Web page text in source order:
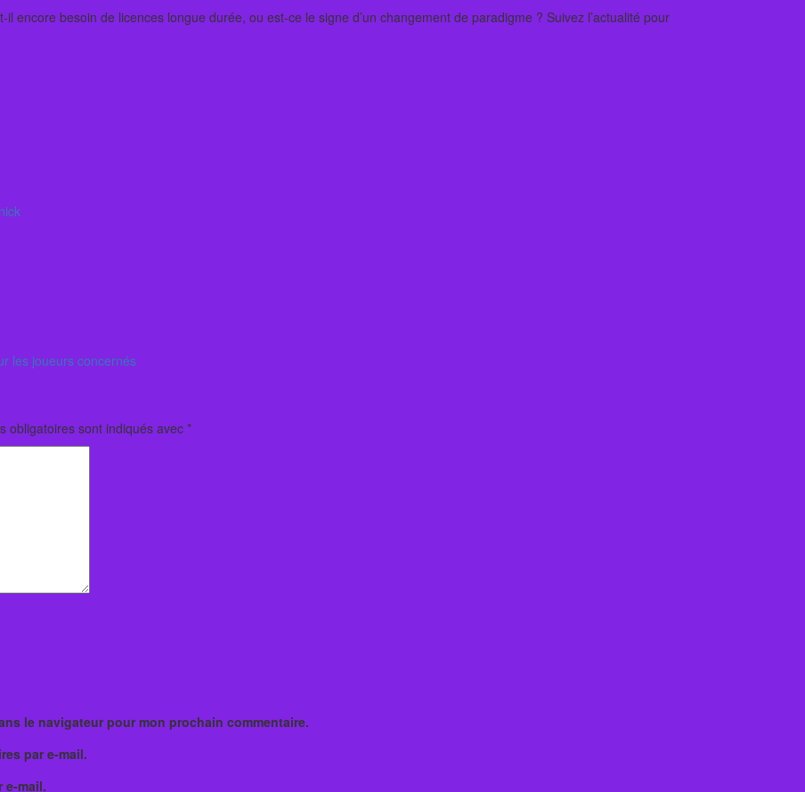
encore besoin de licences longue durée, ou est-ce le signe d’un changement de paradigme ? Suivez l’actualité pour
les joueurs concernés
obligatoires sont indiqués avec *
le navigateur pour mon prochain commentaire.
par e-mail.
e-mail.